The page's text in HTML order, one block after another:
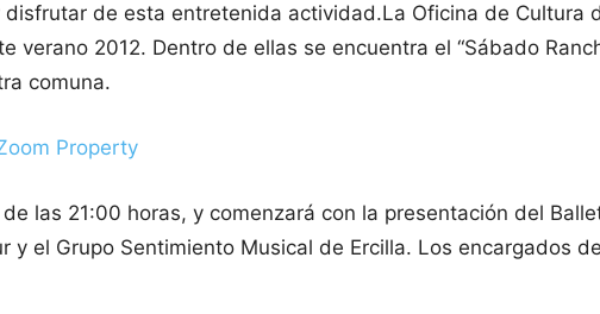
de esta entretenida actividad.La Oficina de Cultura
2012. Dentro de ellas se encuentra el “Sábado
comuna.
Property
las 21:00 horas, y comenzará con la presentación del
el Grupo Sentimiento Musical de Ercilla. Los encargados